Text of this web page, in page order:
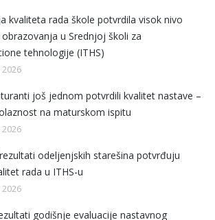
kvaliteta rada škole potvrdila visok nivo
u Srednjoj školi za
tehnologije (ITHS)
još jednom potvrdili kvalitet nastave –
na maturskom ispitu
odeljenjskih starešina potvrđuju
rada u ITHS-u
godišnje evaluacije nastavnog